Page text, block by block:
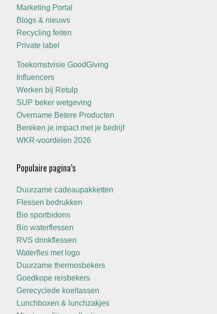
Marketing Portal
Blogs & nieuws
Recycling feiten
Private label
Toekomstvisie GoodGiving
Influencers
Werken bij Retulp
SUP beker wetgeving
Overname Betere Producten
Bereken je impact met je bedrijf
WKR-voordelen 2026
Populaire pagina’s
Duurzame cadeaupakketten
Flessen bedrukken
Bio sportbidons
Bio waterflessen
RVS drinkflessen
Waterfles met logo
Duurzame thermosbekers
Goedkope reisbekers
Gerecyclede koeltassen
Lunchboxen & lunchzakjes